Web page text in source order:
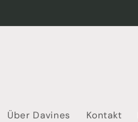
Über Davines Kontakt